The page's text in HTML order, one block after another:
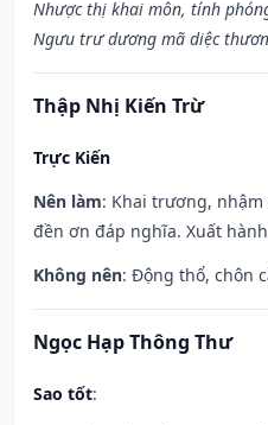
Nhược thị khai môn, tính
Ngưu trư dương mã diệc
Thập Nhị Kiến Trừ
Trực Kiến
Nên làm: Khai trương,
đền ơn đáp nghĩa. Xuất
Không nên: Động thổ, chôn
Ngọc Hạp Thông Thư
Sao tốt: